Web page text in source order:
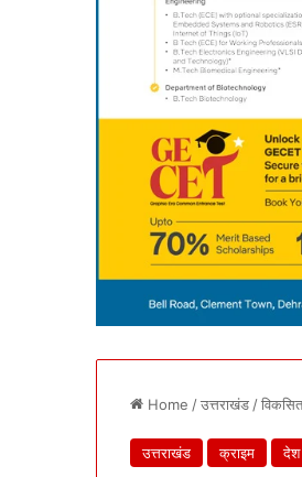
Home /उत्तराखंड /
उत्तराखंड क्राइम देश